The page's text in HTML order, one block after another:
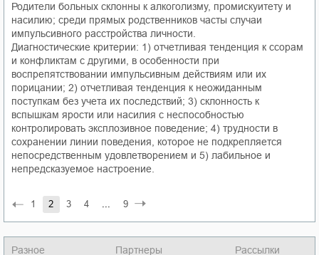
Родители больных склонны к алкоголизму, промискуитету и
насилию; среди прямых родственников часты случаи
импульсивного расстройства личности.
Диагностические критерии: 1) отчетливая тенденция к ссорам
и конфликтам с другими, в особенности при
воспрепятствовании импульсивным действиям или их
порицании; 2) отчетливая тенденция к неожиданным
поступкам без учета их последствий; 3) склонность к
вспышкам ярости или насилия с неспособностью
контролировать эксплозивное поведение; 4) трудности в
сохранении линии поведения, которое не подкрепляется
непосредственным удовлетворением и 5) лабильное и
непредсказуемое настроение.
1 2 3 4 ... 9
Разное Партнеры Рассылки